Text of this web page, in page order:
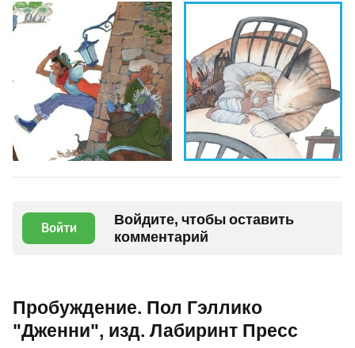
Войти
Войдите, чтобы оставить
комментарий
Пробуждение. Пол Гэллико
"Дженни", изд. Лабиринт Пресс